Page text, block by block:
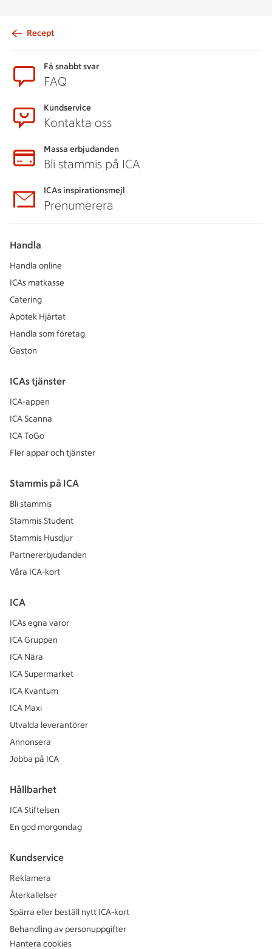
Recept
Få snabbt svar
FAQ
Kundservice
Kontakta oss
Massa erbjudanden
Bli stammis på ICA
ICAs inspirationsmejl
Prenumerera
Handla
Handla online
ICAs matkasse
Catering
Apotek Hjärtat
Handla som företag
Gaston
ICAs tjänster
ICA-appen
ICA Scanna
ICA ToGo
Fler appar och tjänster
Stammis på ICA
Bli stammis
Stammis Student
Stammis Husdjur
Partnererbjudanden
Våra ICA-kort
ICA
ICAs egna varor
ICA Gruppen
ICA Nära
ICA Supermarket
ICA Kvantum
ICA Maxi
Utvalda leverantörer
Annonsera
Jobba på ICA
Hållbarhet
ICA Stiftelsen
En god morgondag
Kundservice
Reklamera
Återkallelser
Spärra eller beställ nytt ICA-kort
Behandling av personuppgifter
Hantera cookies